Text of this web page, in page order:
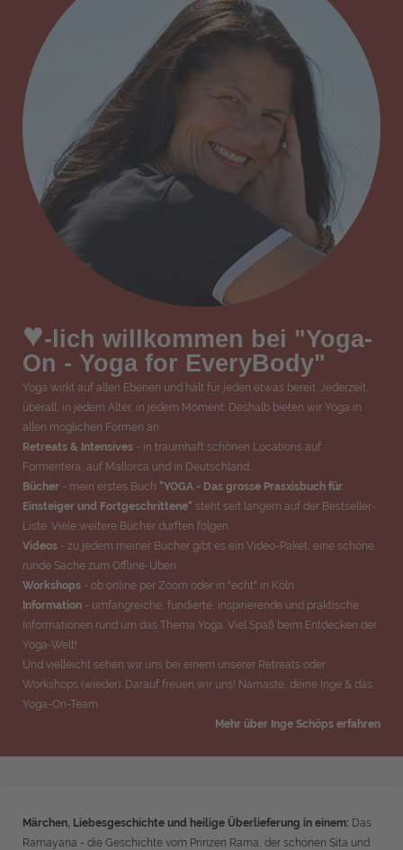
♥-lich willkommen bei "Yoga-
On - Yoga for EveryBody"
Yoga wirkt auf allen Ebenen und hält für jeden etwas bereit. Jederzeit,
überall, in jedem Alter, in jedem Moment. Deshalb bieten wir Yoga in
allen möglichen Formen an:
Retreats & Intensives - in traumhaft schönen Locations auf
Formentera, auf Mallorca und in Deutschland.
Bücher - mein erstes Buch "YOGA - Das grosse Prasxisbuch für
Einsteiger und Fortgeschrittene" steht seit langem auf der Bestseller-
Liste. Viele weitere Bücher durften folgen.
Videos - zu jedem meiner Bücher gibt es ein Video-Paket, eine schöne,
runde Sache zum Offline-Üben.
Workshops - ob online per Zoom oder in "echt" in Köln.
Information - umfangreiche, fundierte, inspirierende und praktische
Informationen rund um das Thema Yoga. Viel Spaß beim Entdecken der
Yoga-Welt!
Und vielleicht sehen wir uns bei einem unserer Retreats oder
Workshops (wieder). Darauf freuen wir uns! Namaste, deine Inge & das
Yoga-On-Team
Mehr über Inge Schöps erfahren
Märchen, Liebesgeschichte und heilige Überlieferung in einem: Das
Ramayana - die Geschichte vom Prinzen Rama, der schönen Sita und